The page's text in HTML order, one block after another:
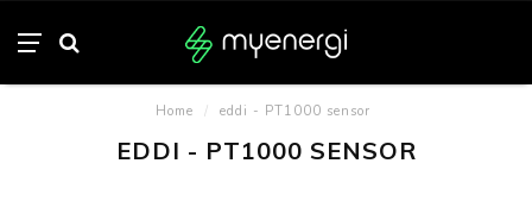
Home / eddi - PT1000 sensor
EDDI - PT1000 SENSOR